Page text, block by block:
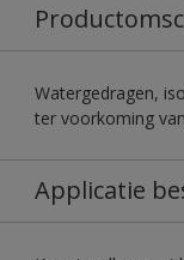
Watergedragen,
ter voorkoming
Applicatie